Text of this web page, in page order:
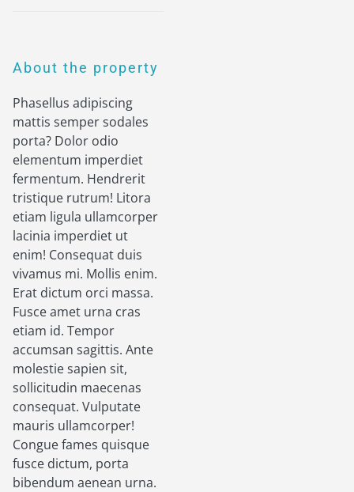
About the property
Phasellus adipiscing
mattis semper sodales
porta? Dolor odio
elementum imperdiet
fermentum. Hendrerit
tristique rutrum! Litora
etiam ligula ullamcorper
lacinia imperdiet ut
enim! Consequat duis
vivamus mi. Mollis enim.
Erat dictum orci massa.
Fusce amet urna cras
etiam id. Tempor
accumsan sagittis. Ante
molestie sapien sit,
sollicitudin maecenas
consequat. Vulputate
mauris ullamcorper!
Congue fames quisque
fusce dictum, porta
bibendum aenean urna.